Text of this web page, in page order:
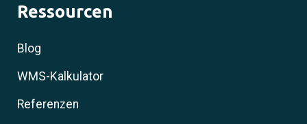
Ressourcen
Blog
WMS-Kalkulator
Referenzen